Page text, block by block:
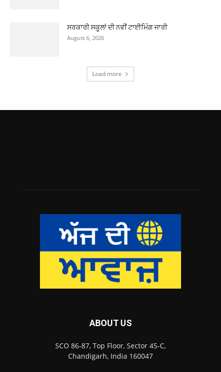
ਸਰਕਾਰੀ ਸਕੂਲਾਂ ਦੀ ਨਵੀਂ ਟਾਈਮਿੰਗ ਜਾਰੀ
August 6, 2026
Load more
ABOUT US
SCO 86-87, Top Floor, Sector 45-C,
Chandigarh, India 160047